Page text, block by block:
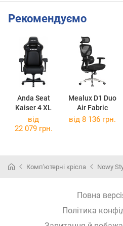
Рекомендуємо
Anda Seat
Kaiser 4 XL
Mealux D1 Duo
Air Fabric
від
22 079 грн.
від 8 136 грн.
Комп'ютерні крісла Nowy
Повна
Політика